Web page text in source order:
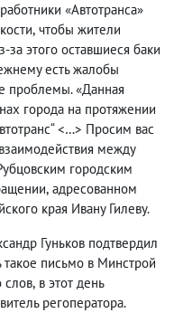
«Автотранса»
, чтобы жители
этого оставшиеся баки
есть жалобы
проблемы. «Данная
города на протяжении
<…> Просим вас
между
городским
, адресованном
края Ивану Гилеву.
Гуньков подтвердил
такое письмо в Минстрой
слов, в этот день
регоператора.